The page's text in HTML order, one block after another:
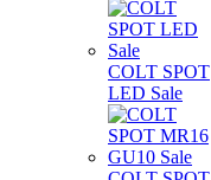
COLT SPOT
LED Sale